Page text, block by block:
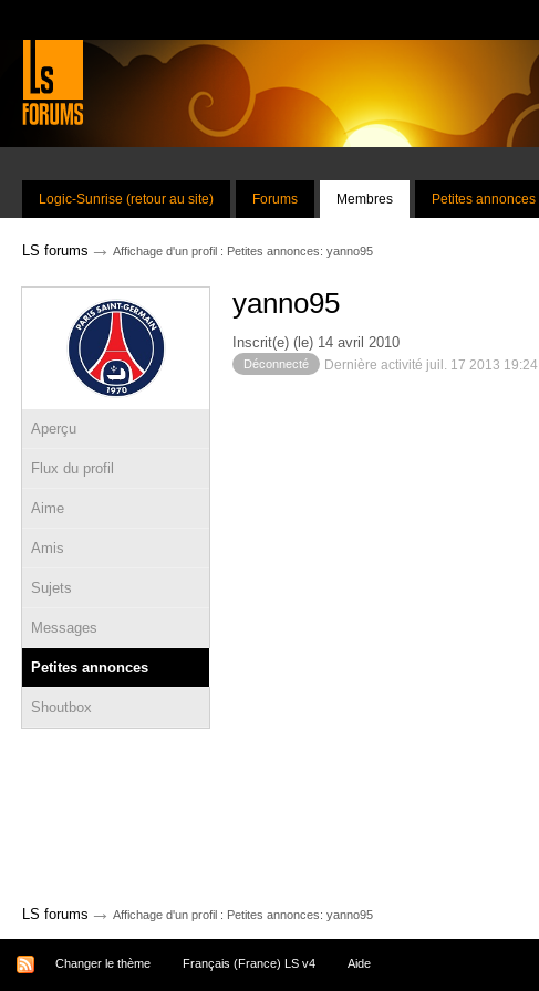
Logic-Sunrise (retour au site) Forums Membres Petites annonces
LS forums → Affichage d'un profil : Petites annonces: yanno95
Aperçu
Flux du profil
Aime
Amis
Sujets
Messages
Petites annonces
Shoutbox
yanno95
Inscrit(e) (le) 14 avril 2010
Déconnecté Dernière activité juil. 17 2013 19:24
LS forums → Affichage d'un profil : Petites annonces: yanno95
Changer le thème Français (France) LS v4 Aide